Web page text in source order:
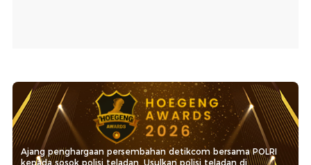
Ajang penghargaan persembahan detikcom bersama POLRI
kepada sosok polisi teladan. Usulkan polisi teladan di